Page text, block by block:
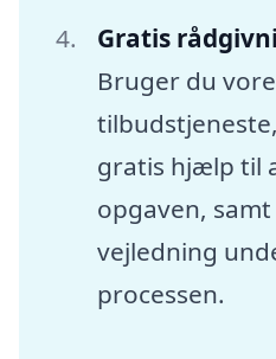
Gratis
Bruger du
gratis hjælp til
opgaven,
vejledning
processen.